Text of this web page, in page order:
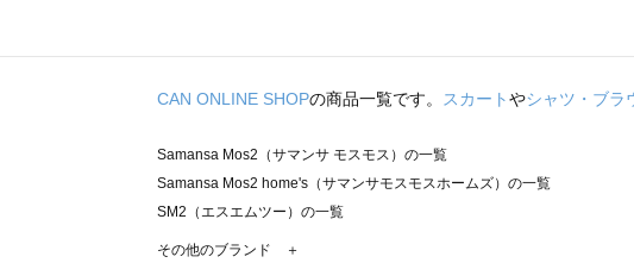
CAN ONLINE SHOPの商品一覧です。 スカートやシャツ・ブラ
Samansa Mos2（サマンサ モスモス）の一覧
Samansa Mos2 home's（サマンサモスモスホームズ）の一覧
SM2（エスエムツー）の一覧
TSUHARU by Samansa Mos2（ツハルバイサマンサモスモス）の一覧
その他のブランド ＋